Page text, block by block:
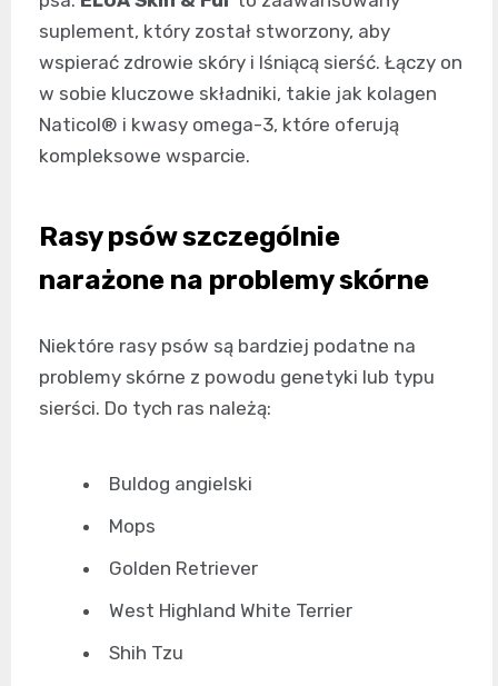
suplement, który został stworzony, aby
wspierać zdrowie skóry i lśniącą sierść. Łączy on
w sobie kluczowe składniki, takie jak kolagen
Naticol® i kwasy omega-3, które oferują
kompleksowe wsparcie.
Rasy psów szczególnie
narażone na problemy skórne
Niektóre rasy psów są bardziej podatne na
problemy skórne z powodu genetyki lub typu
sierści. Do tych ras należą:
Buldog angielski
Mops
Golden Retriever
West Highland White Terrier
Shih Tzu